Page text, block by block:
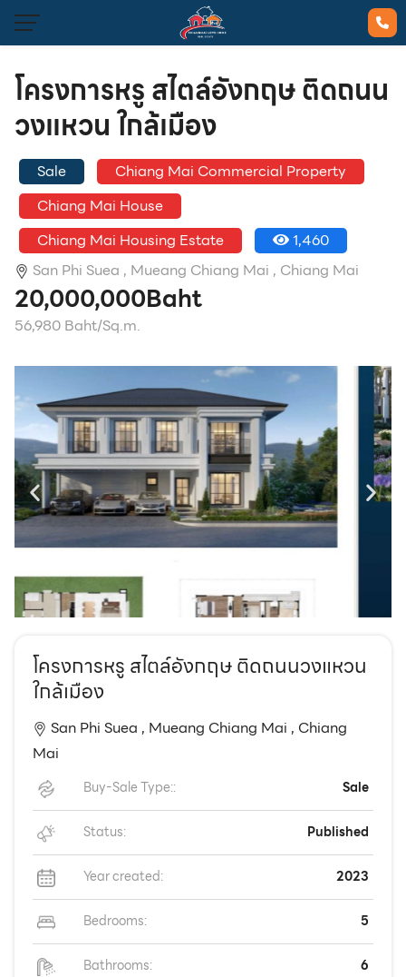
TH
โครงการหรู สไตล์อังกฤษ ติดถนน
วงแหวน ใกล้เมือง
Sale
Chiang Mai Commercial Property
Chiang Mai House
Chiang Mai Housing Estate
1,460
San Phi Suea , Mueang Chiang Mai , Chiang Mai
20,000,000Baht
56,980 Baht/Sq.m.
โครงการหรู สไตล์อังกฤษ ติดถนนวงแหวน
ใกล้เมือง
San Phi Suea , Mueang Chiang Mai , Chiang
Mai
Buy-Sale Type:: Sale
Status: Published
Year created: 2023
Bedrooms: 5
Bathrooms: 6